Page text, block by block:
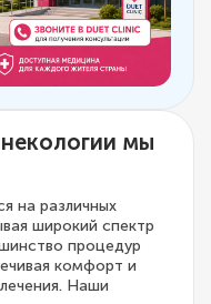
мы
на различных
широкий спектр
процедур
комфорт и
Наши